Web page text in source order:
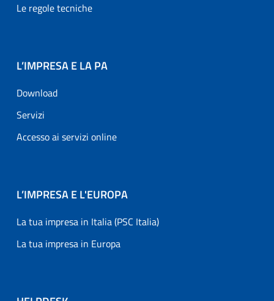
Le regole tecniche
L’IMPRESA E LA PA
Download
Servizi
Accesso ai servizi online
L’IMPRESA E L'EUROPA
La tua impresa in Italia (PSC Italia)
La tua impresa in Europa